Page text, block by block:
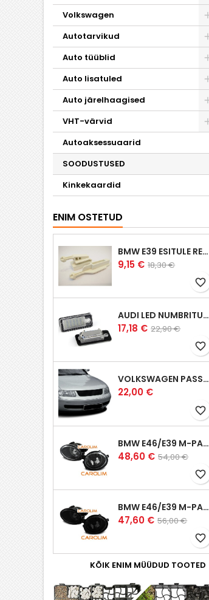
Volkswagen
Autotarvikud
Auto tüüblid
Auto lisatuled
Auto järelhaagised
VHT-värvid
Autoaksessuaarid
SOODUSTUSED
Kinkekaardid
ENIM OSTETUD
BMW E39 ESITULE REGULEERVARDAD
Hind
9,15 € Tavahind
18,30 €
favorite_border
AUDI LED NUMBRITULED
Hind
17,18 € Tavahind
22,90 €
favorite_border
VOLKSWAGEN PASSAT B5 ILUVÕRE
Hind
22,00 €
favorite_border
BMW E46/E39 M-PAKETT UDUTULED
Hind
48,60 € Tavahind
54,00 €
favorite_border
BMW E46/E39 M-PAKETT UDUTULED
Hind
47,60 € Tavahind
56,00 €
favorite_border
KÕIK ENIM MÜÜDUD TOOTED